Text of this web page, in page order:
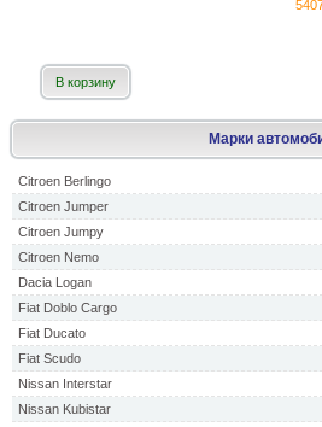
Марки
Citroen Berlingo
Citroen Jumper
Citroen Jumpy
Citroen Nemo
Dacia Logan
Fiat Doblo Cargo
Fiat Ducato
Fiat Scudo
Nissan Interstar
Nissan Kubistar
В корзину